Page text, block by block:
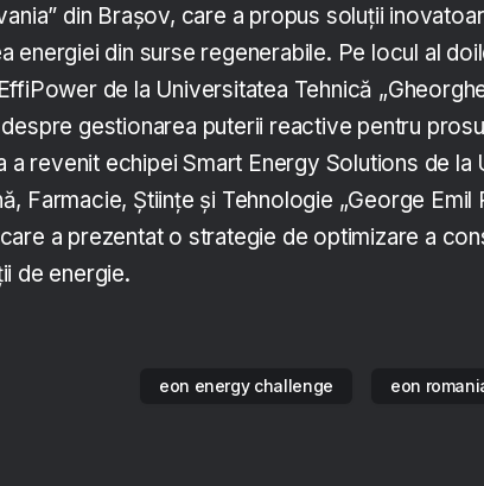
din Brașov, care a propus soluții
energiei din surse regenerabile. Pe locul al
de la Universitatea Tehnică
gestionarea puterii reactive pentru
a revenit echipei Smart Energy Solutions de la
Farmacie, Științe și Tehnologie „George Emil
a prezentat o strategie de optimizare a
de energie.
eon energy challenge eon